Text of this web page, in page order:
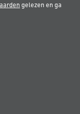
gelezen en ga